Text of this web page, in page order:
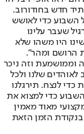
חדש בחודורוב.
השבוע כדי לאושש
שעבר עלינו
היו משהו שלא
הרושם ומהר".
וממושמעת וזה ניכר
שלנו ולכל
לנצח. תירגלנו
כדי למצוא את
מאוד מאמין
בנקודת הזמן הזאת